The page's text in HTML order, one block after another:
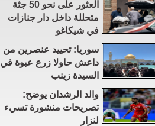
العثور على نحو 50 جثة
متحللة داخل دار جنازات
في شيكاغو
سوريا: تحييد عنصرين من
داعش حاولا زرع عبوة في
السيدة زينب
والد الرشدان يوضح:
تصريحات منشورة تسيء
لنزار